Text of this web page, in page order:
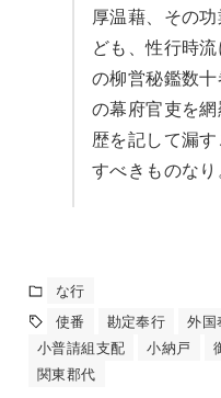
厚温藉、その
ども、性行時
の柳営秘鑑数
の幕府官吏を
歴を記して漏
すべきものなり
な行
使番
勘定奉行 外国
小普請組支配
小納戸
関東郡代